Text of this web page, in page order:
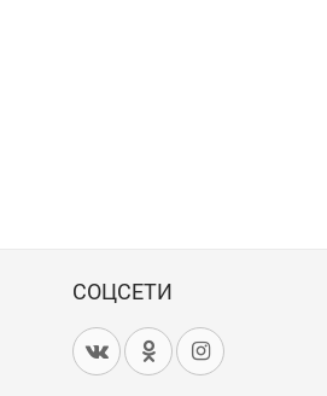
СОЦСЕТИ